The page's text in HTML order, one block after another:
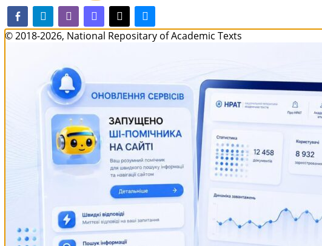
facebook-alt
telegramwhatsappmastodon
threadsbluesky
© 2018-2026, National Repositary of Academic Texts